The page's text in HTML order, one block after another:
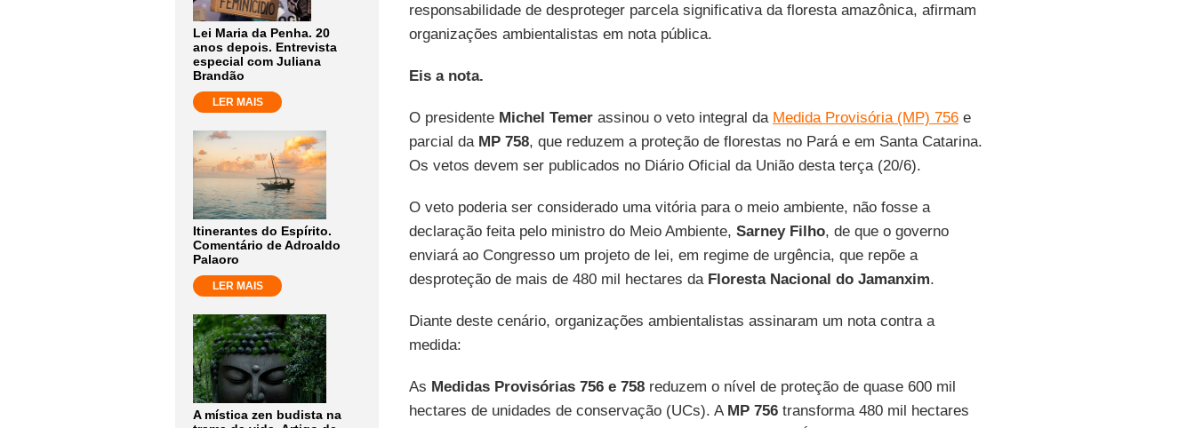
Lei Maria da Penha. 20
anos depois. Entrevista
especial com Juliana
Brandão
LER MAIS
Itinerantes do Espírito.
Comentário de Adroaldo
Palaoro
LER MAIS
A mística zen budista na
responsabilidade de desproteger parcela significativa da floresta amazônica, afirmam
organizações ambientalistas em nota pública.
Eis a nota.
O presidente Michel Temerassinou o veto integral da Medida Provisória (MP) 756e
parcial da MP 758, que reduzem a proteção de florestas no Pará e em Santa Catarina.
Os vetos devem ser publicados no Diário Oficial da União desta terça (20/6).
O veto poderia ser considerado uma vitória para o meio ambiente, não fosse a
declaração feita pelo ministro do Meio Ambiente, Sarney Filho, de que o governo
enviará ao Congresso um projeto de lei, em regime de urgência, que repõe a
desproteção de mais de 480 mil hectares daFloresta Nacional do Jamanxim.
Diante deste cenário, organizações ambientalistas assinaram um nota contra a
medida:
As Medidas Provisórias 756 e 758reduzem o nível de proteção de quase 600 mil
hectares de unidades de conservação (UCs). A MP 756transforma 480 mil hectares